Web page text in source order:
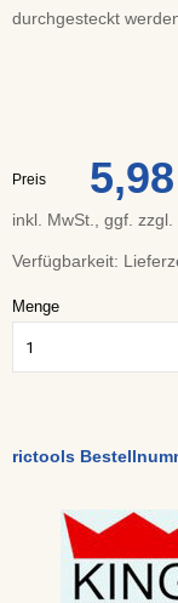
durchgesteckt
Preis
inkl. MwSt., ggf. zzgl.
Verfügbarkeit:
Menge
rictools